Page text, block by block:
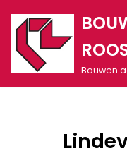
Meteen
naar
de
inhoud
Bouwen